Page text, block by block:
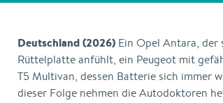
Deutschland (2026) Ein Opel Antara, der
Rüttelplatte anfühlt, ein Peugeot mit
T5 Multivan, dessen Batterie sich immer
dieser Folge nehmen die Autodoktoren